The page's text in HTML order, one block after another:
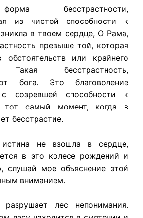
бесстрастности,
из чистой способности к
в твоем сердце, О Рама,
превыше той, которая
обстоятельств или крайнего
Такая бесстрастность,
бога. Это благоволение
с созревшей способности к
тот самый момент, когда в
бесстрастие.
не взошла в сердце,
в это колесе рождений и
слушай мое объяснение этой
вниманием.
лес непонимания.